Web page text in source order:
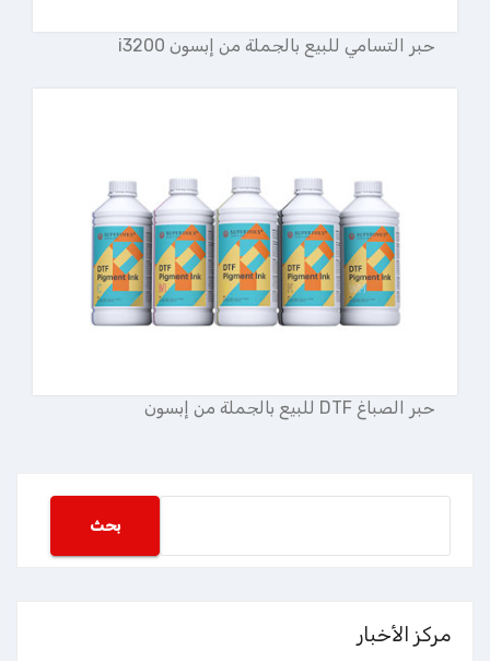
حبر التسامي للبيع بالجملة من إبسون i3200
حبر الصباغ DTF للبيع بالجملة من إبسون
مركز الأخبار